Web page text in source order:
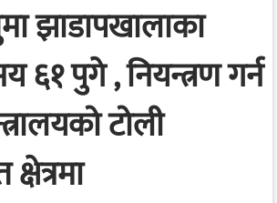
झाडापखालाका
६१ पुगे , नियन्त्रण गर्न
टोली